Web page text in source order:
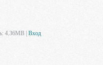
4.36MB Вход